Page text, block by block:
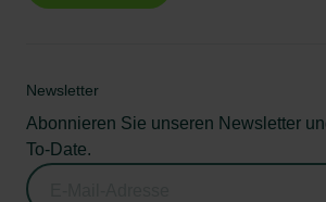
Newsletter
Abonnieren Sie unseren Newsletter
To-Date.